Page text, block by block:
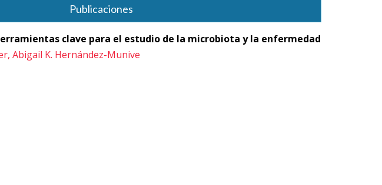
Publicaciones
clave para el estudio de la microbiota y la enfermedad
Abigail K. Hernández-Munive